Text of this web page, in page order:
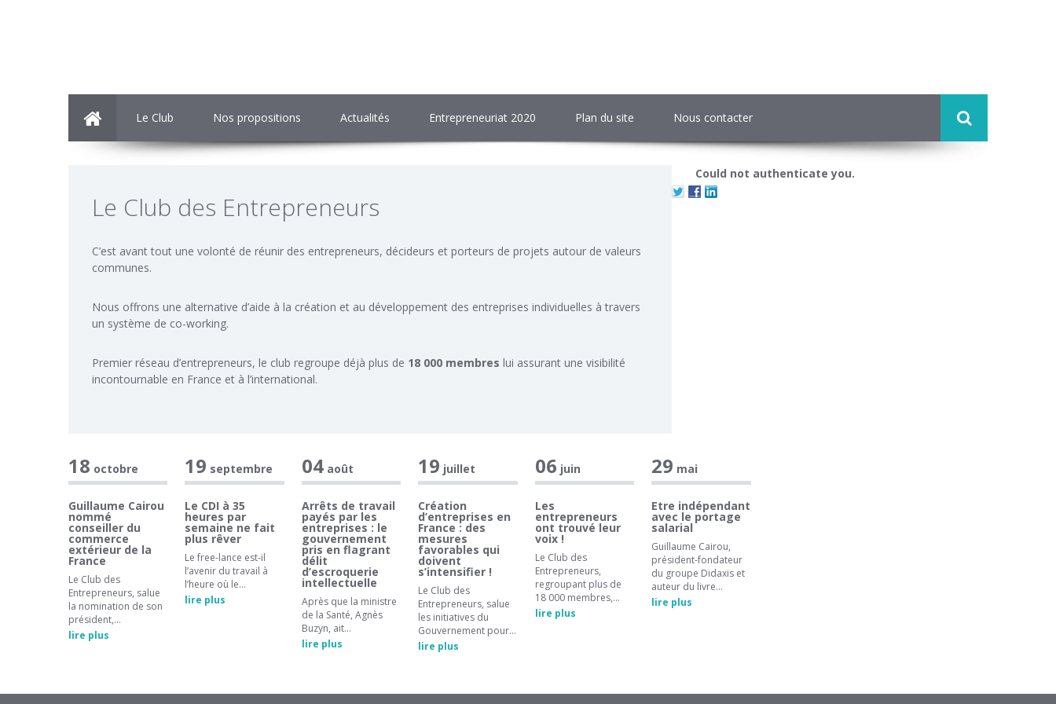
Le Club Nos propositions Actualités Entrepreneuriat 2020 Plan du site Nous contacter
Le Club des Entrepreneurs
C’est avant tout une volonté de réunir des entrepreneurs, décideurs et porteurs de projets autour de valeurs
communes.
Nous offrons une alternative d’aide à la création et au développement des entreprises individuelles à travers
un système de co-working.
Premier réseau d’entrepreneurs, le club regroupe déjà plus de 18 000 membres lui assurant une visibilité
incontournable en France et à l’international.
Could not authenticate you.
18 octobre
Guillaume Cairou
nommé
conseiller du
commerce
extérieur de la
France
Le Club des
Entrepreneurs, salue
la nomination de son
président,…
lire plus
19 septembre
Le CDI à 35
heures par
semaine ne fait
plus rêver
Le free-lance est-il
l’avenir du travail à
l’heure où le…
lire plus
04 août
Arrêts de travail
payés par les
entreprises : le
gouvernement
pris en flagrant
délit
d’escroquerie
intellectuelle
Après que la ministre
de la Santé, Agnès
Buzyn, ait…
lire plus
19 juillet
Création
d’entreprises en
France : des
mesures
favorables qui
doivent
s’intensifier !
Le Club des
Entrepreneurs, salue
les initiatives du
Gouvernement pour…
lire plus
06 juin
Les
entrepreneurs
ont trouvé leur
voix !
Le Club des
Entrepreneurs,
regroupant plus de
18 000 membres,…
lire plus
29 mai
Etre indépendant
avec le portage
salarial
Guillaume Cairou,
président-fondateur
du groupe Didaxis et
auteur du livre…
lire plus